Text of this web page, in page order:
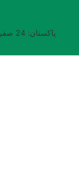
پاکستان: 24 صفر 1448